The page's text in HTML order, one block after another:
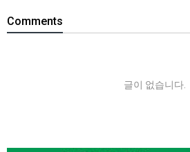
Comments
글이 없습니다.